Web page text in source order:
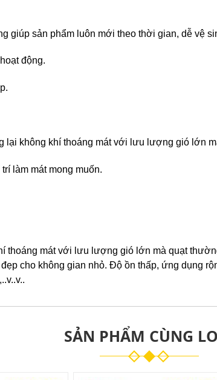
giúp sản phẩm luôn mới theo thời gian, dễ vệ
động.
lại không khí thoáng mát với lưu lượng gió lớn
làm mát mong muốn.
thoáng mát với lưu lượng gió lớn mà quạt
cho không gian nhỏ. Độ ồn thấp, ứng dụng
SẢN PHẨM CÙNG